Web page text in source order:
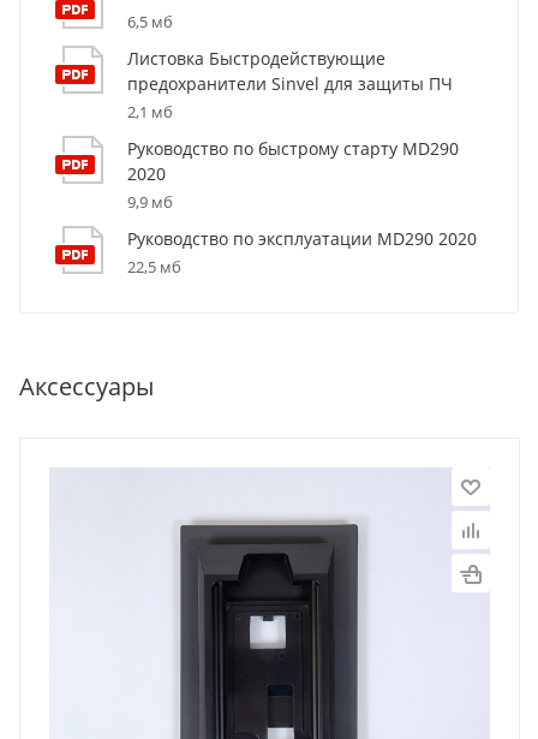
6,5 мб
Листовка Быстродействующие
предохранители Sinvel для защиты ПЧ
2,1 мб
Руководство по быстрому старту MD290
2020
9,9 мб
Руководство по эксплуатации MD290 2020
22,5 мб
Аксессуары